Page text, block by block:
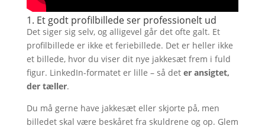
1. Et godt profilbillede ser professionelt ud
Det siger sig selv, og alligevel går det ofte galt. Et
profilbillede er ikke et feriebillede. Det er heller ikke
et billede, hvor du viser dit nye jakkesæt frem i fuld
figur. LinkedIn-formatet er lille – så det er ansigtet,
der tæller.
Du må gerne have jakkesæt eller skjorte på, men
billedet skal være beskåret fra skuldrene og op. Glem